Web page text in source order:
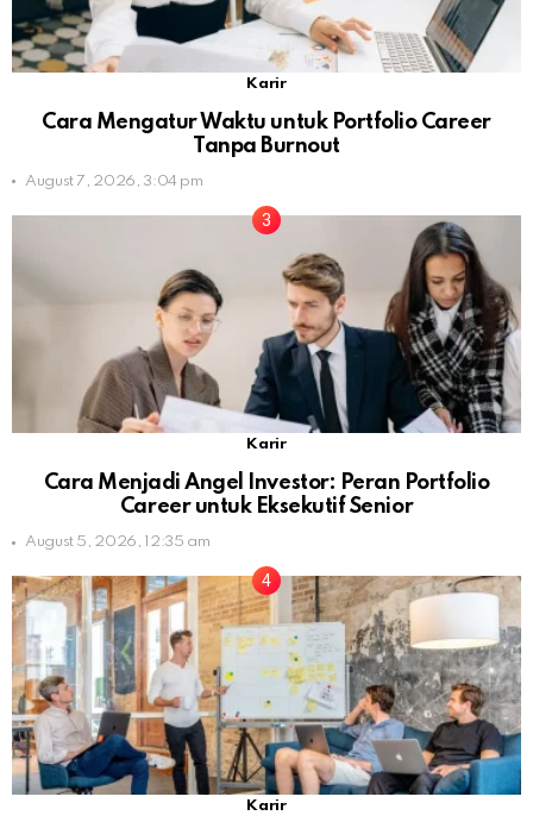
Karir
Cara Mengatur Waktu untuk Portfolio Career
Tanpa Burnout
August 7, 2026, 3:04 pm
Karir
Cara Menjadi Angel Investor: Peran Portfolio
Career untuk Eksekutif Senior
August 5, 2026, 12:35 am
Karir